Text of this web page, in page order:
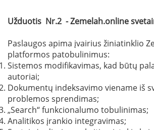
Užduotis Nr.2 - Zemelah.online
Paslaugos apima įvairius žiniatinklio
platformos patobulinimus:
Sistemos modifikavimas, kad būtų
autoriai;
Dokumentų indeksavimo viename iš
problemos sprendimas;
„Search“ funkcionalumo tobulinimas;
Analitikos įrankio integravimas;